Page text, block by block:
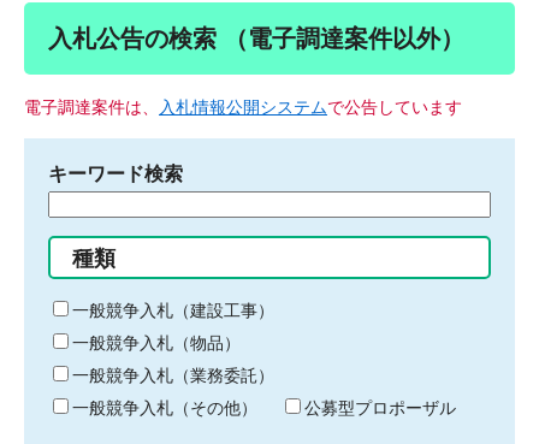
入札公告の検索 （電子調達案件以外）
電子調達案件は、 入札情報公開システムで公告しています
キーワード検索
る
キ
ー
ワ
ー
ド
種類
一般競争入札（建設工事）
一般競争入札（物品）
一般競争入札（業務委託）
一般競争入札（その他）
公募型プロポーザル